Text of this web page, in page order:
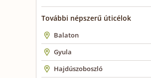
További népszerű úticélok
Balaton
Gyula
Hajdúszoboszló